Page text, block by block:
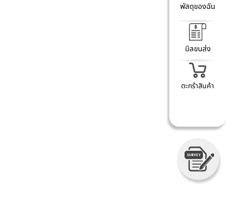
พัสดุของฉัน
บิลขนส่ง
ตะกร้าสินค้า